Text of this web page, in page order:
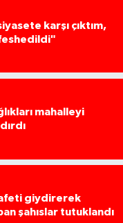
karşı çıktım,
mahalleyi
giydirerek
şahıslar tutuklandı